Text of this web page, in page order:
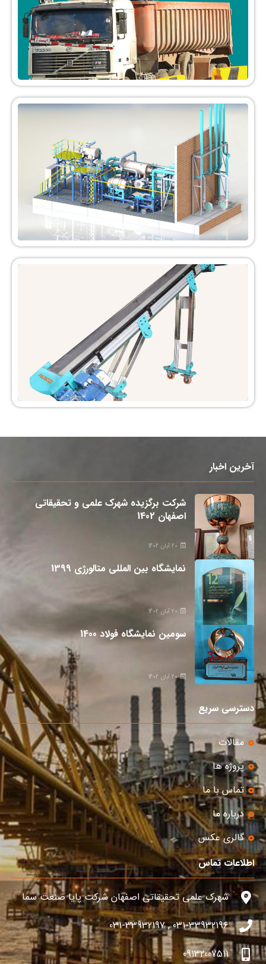
آخرین اخبار
شرکت برگزیده شهرک علمی و تحقیقاتی
اصفهان 1402
20 آبان 1402
نمایشگاه بین المللی متالورژی 1399
20 آبان 1402
سومین نمایشگاه فولاد 1400
20 آبان 1402
دسترسی سریع
مقالات
پروژه ها
تماس با ما
درباره ما
گالری عکس
اطلاعات تماس
شهرک علمی تحقیقاتی اصفهان شرکت پایا صنعت سما
031-33932196 , 031-33932197
09132007511